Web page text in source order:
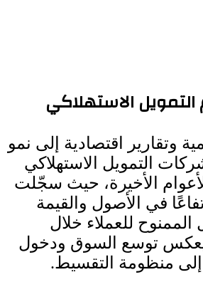
الاستهلاكي
وتقارير اقتصادية إلى نمو
التمويل الاستهلاكي
الأخيرة، حيث سجّلت
في الأصول والقيمة
الممنوح للعملاء خلال
ما يعكس توسع السوق ودخول
منظومة التقسيط.